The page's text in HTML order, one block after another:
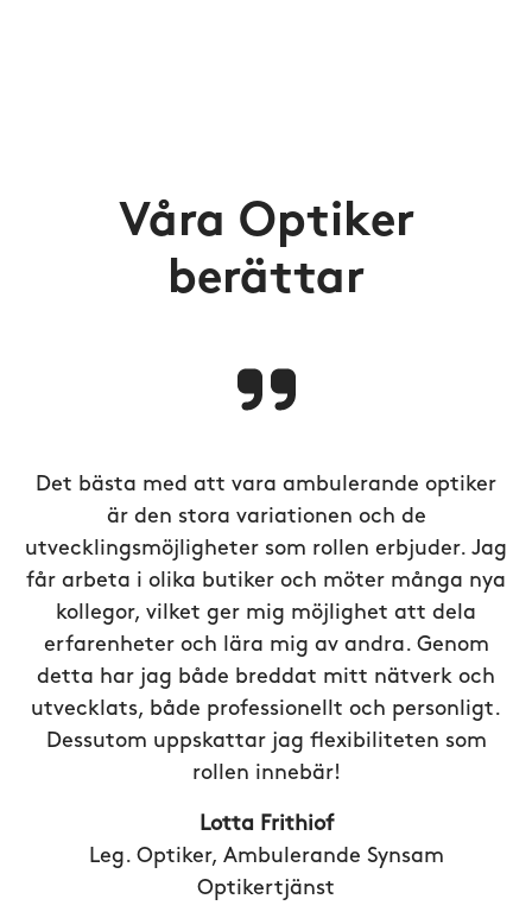
Våra Optiker
berättar
Det bästa med att vara ambulerande optiker
är den stora variationen och de
utvecklingsmöjligheter som rollen erbjuder. Jag
får arbeta i olika butiker och möter många nya
kollegor, vilket ger mig möjlighet att dela
erfarenheter och lära mig av andra. Genom
detta har jag både breddat mitt nätverk och
utvecklats, både professionellt och personligt.
Dessutom uppskattar jag flexibiliteten som
rollen innebär!
Lotta Frithiof
Leg. Optiker, Ambulerande Synsam
Optikertjänst